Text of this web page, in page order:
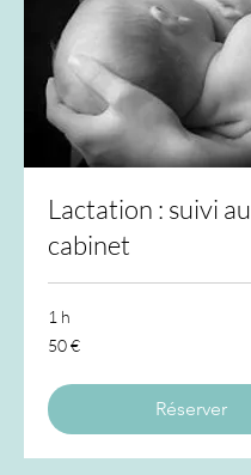
Lactation : suivi au
cabinet
1 h
50
euros
50 €
Réserver